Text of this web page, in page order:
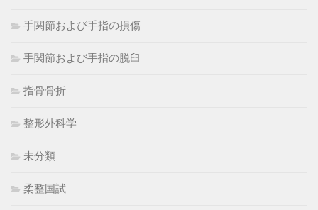
手関節および手指の損傷
手関節および手指の脱臼
指骨骨折
整形外科学
未分類
柔整国試